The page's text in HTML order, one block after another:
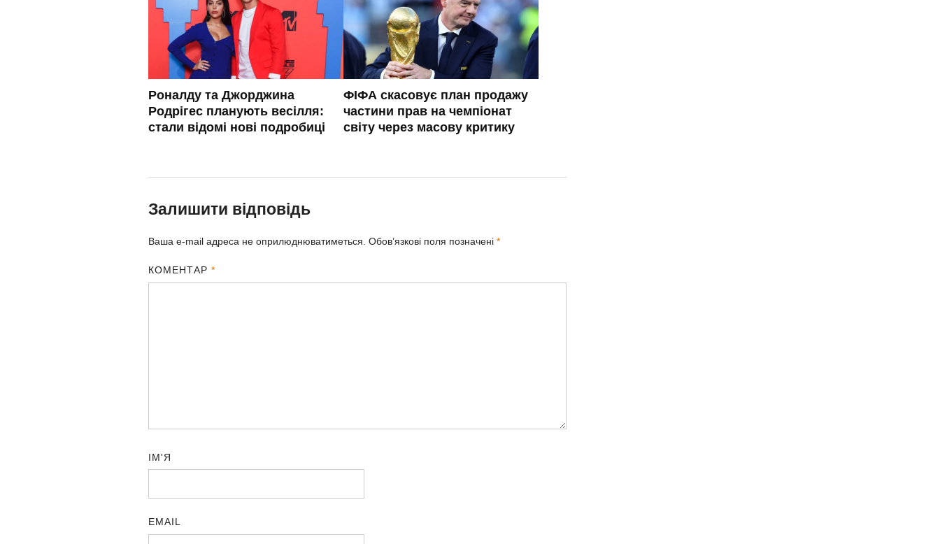
Роналду та Джорджина
Родрігес планують весілля:
стали відомі нові подробиці
ФІФА скасовує план продажу
частини прав на чемпіонат
світу через масову критику
Залишити відповідь
Ваша e-mail адреса не оприлюднюватиметься. Обов’язкові поля позначені *
КОМЕНТАР*
ІМ'Я
EMAIL